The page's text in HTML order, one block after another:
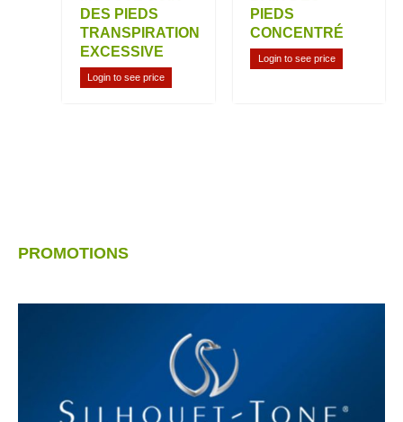
PROMOTIONS
DES PIEDS
TRANSPIRATION
EXCESSIVE
Login to see price
PIEDS
CONCENTRÉ
Login to see price